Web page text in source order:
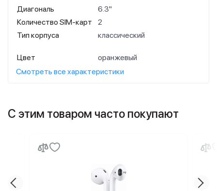
Диагональ
6.3"
Количество SIM-карт
2
Тип корпуса
классический
Цвет
оранжевый
Смотреть все характеристики
С этим товаром часто покупают